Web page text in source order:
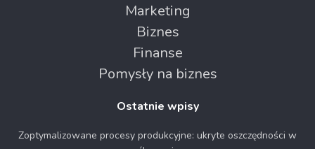
Marketing
Biznes
Finanse
Pomysły na biznes
Ostatnie wpisy
Zoptymalizowane procesy produkcyjne: ukryte oszczędności w